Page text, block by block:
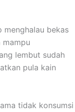
bekas
mampu
lembut sudah
pula kain
tidak konsumsi